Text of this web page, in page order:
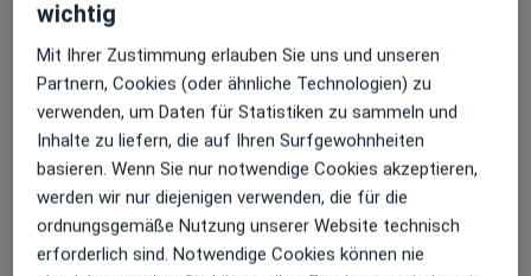
2.1 Kieferorthopädie: Zahnkorrekturen mit Alignern –
für ein schönes Lächeln und eine optimale
Zahnfunktion.
2.2 Prothetik: Hochwertiger Zahnersatz, wie Kronen,
Brücken und Prothesen – um verloren gegangene
Zähne funktionell und ästhetisch zu ersetzen.
2.3 F.I.T. (Forma Injektion Technik): Minimal-invasive
Westerntor in der Marienstr. 29 in Paderborn biete ich
Ihnen ein breites Spektrum moderner Zahnmedizin -
von der Vorsorge über zahnerhaltende und
zahnersetzende Versorgungen bis hin zu Zahnästhetik
und Kieferorthopädie.
Eine Übersicht über meine Leistungen habe ich Ihnen
hier auf jameda zusammengestellt. Selbstverständlich
können Sie mein Praxisteam auch telefonisch
wichtig
Mit Ihrer Zustimmung erlauben Sie uns und unseren
Partnern, Cookies (oder ähnliche Technologien) zu
verwenden, um Daten für Statistiken zu sammeln und
Inhalte zu liefern, die auf Ihren Surfgewohnheiten
basieren. Wenn Sie nur notwendige Cookies akzeptieren,
werden wir nur diejenigen verwenden, die für die
ordnungsgemäße Nutzung unserer Website technisch
erforderlich sind. Notwendige Cookies können nie